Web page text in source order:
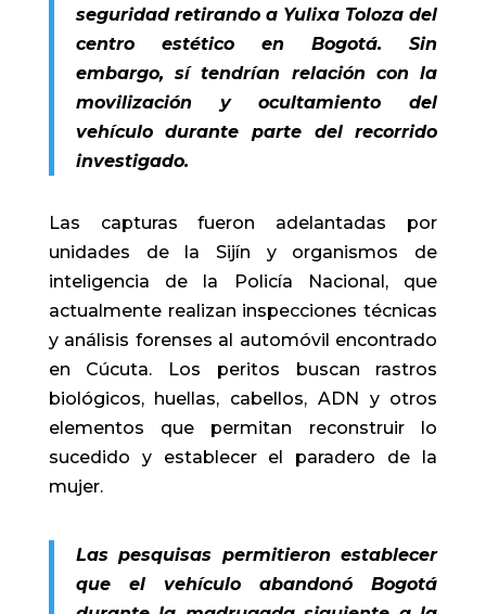
seguridad retirando a Yulixa Toloza del
centro estético en Bogotá. Sin
embargo, sí tendrían relación con la
movilización y ocultamiento del
vehículo durante parte del recorrido
investigado.
Las capturas fueron adelantadas por
unidades de la Sijín y organismos de
inteligencia de la Policía Nacional, que
actualmente realizan inspecciones técnicas
y análisis forenses al automóvil encontrado
en Cúcuta. Los peritos buscan rastros
biológicos, huellas, cabellos, ADN y otros
elementos que permitan reconstruir lo
sucedido y establecer el paradero de la
mujer.
Las pesquisas permitieron establecer
que el vehículo abandonó Bogotá